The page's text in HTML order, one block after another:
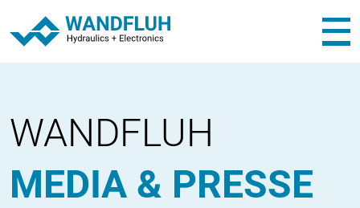
WANDFLUH
MEDIA & PRESSE